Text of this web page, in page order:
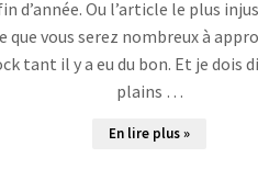
d’année. Ou l’article le plus
que vous serez nombreux à
tant il y a eu du bon. Et je dois
plains …
En lire plus »